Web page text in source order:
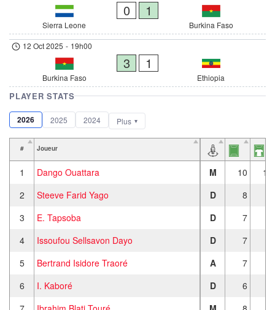
Sierra Leone
0 1
Burkina Faso
12 Oct 2025 - 19h00
Burkina Faso
3 1
Ethiopia
PLAYER STATS
2026 2025 2024 Plus
# Joueur
1 Dango Ouattara M 10
10
2
Steeve Farid Yago D 8
3
E. Tapsoba D 7
4
Issoufou Sellsavon Dayo D 7
5
Bertrand Isidore Traoré A 7
6
I. Kaboré D 6